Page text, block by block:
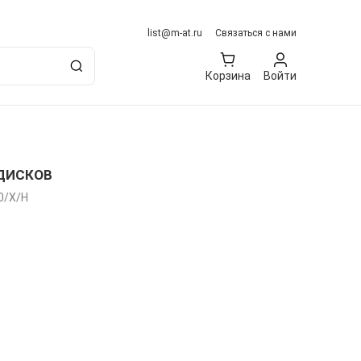
list@m-at.ru Связаться с нами
Корзина Войти
X/H